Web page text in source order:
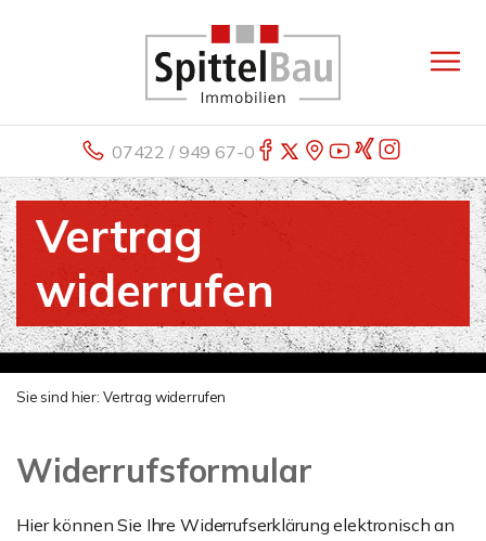
07422 / 949 67-0
Vertrag
widerrufen
Sie sind hier: Vertrag widerrufen
Widerrufsformular
Hier können Sie Ihre Widerrufserklärung elektronisch an